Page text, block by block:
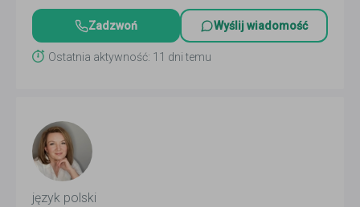
Zadzwoń Wyślij wiadomość
Ostatnia aktywność: 11 dni temu
język polski